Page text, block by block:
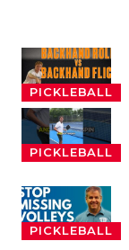
PICKLEBALL
PICKLEBALL
PICKLEBALL